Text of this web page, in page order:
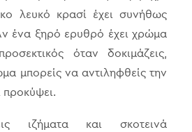
λευκό κρασί έχει συνήθως
ένα ξηρό ερυθρό έχει χρώμα
όταν δοκιμάζεις,
μπορείς να αντιληφθείς την
προκύψει.
ιζήματα και σκοτεινά